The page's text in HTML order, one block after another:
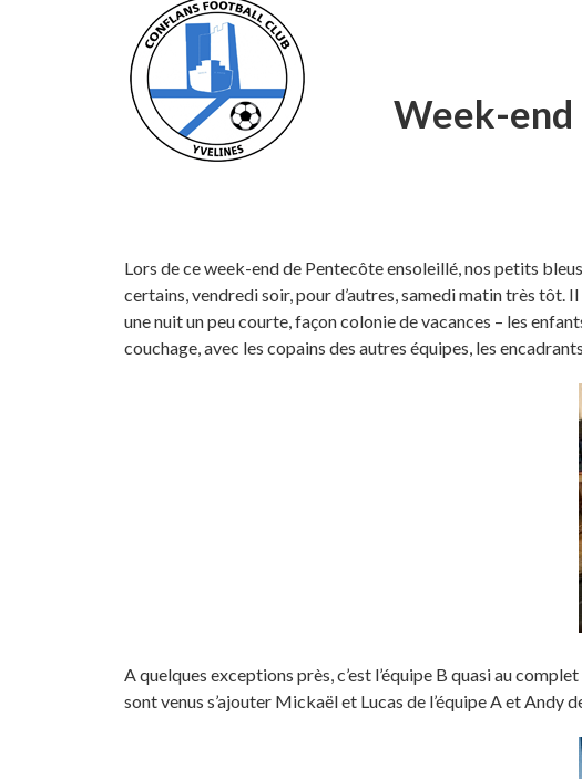
Week-end
Lors de ce week-end de Pentecôte ensoleillé, nos petits
certains, vendredi soir, pour d’autres, samedi matin très tôt.
une nuit un peu courte, façon colonie de vacances – les
couchage, avec les copains des autres équipes, les
A quelques exceptions près, c’est l’équipe B quasi au
sont venus s’ajouter Mickaël et Lucas de l’équipe A et Andy